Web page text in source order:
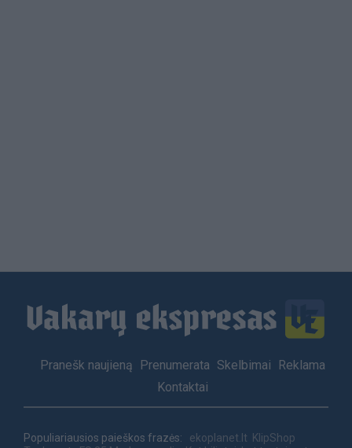
Footer
Pranešk naujieną Prenumerata Skelbimai
Reklama
Kontaktai
Populiariausios paieškos frazės: ekoplanet.lt KlipShop